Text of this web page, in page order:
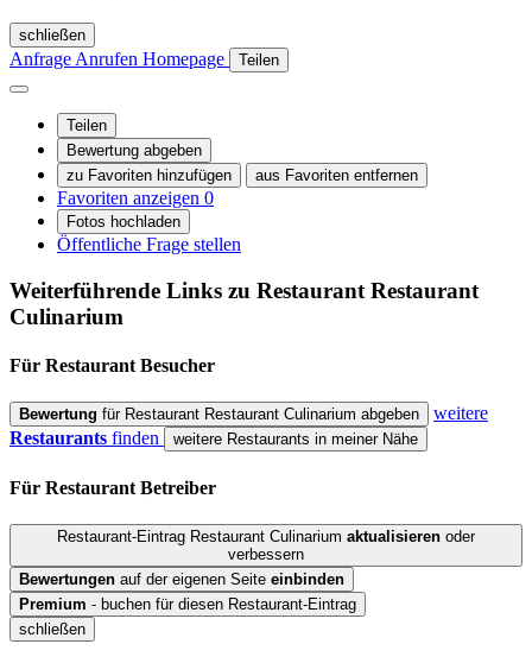
schließen
Anfrage Anrufen Homepage Teilen
Teilen
Bewertung abgeben
zu Favoriten hinzufügen
aus Favoriten entfernen
Favoriten anzeigen 0
Fotos hochladen
Öffentliche Frage stellen
Weiterführende Links zu Restaurant Restaurant
Culinarium
Für Restaurant Besucher
Bewertung für Restaurant Restaurant Culinarium abgeben
weitere
Restaurants finden weitere Restaurants in meiner Nähe
Für Restaurant Betreiber
Restaurant-Eintrag Restaurant Culinarium aktualisieren oder
verbessern
Bewertungen auf der eigenen Seite einbinden
Premium - buchen für diesen Restaurant-Eintrag
schließen